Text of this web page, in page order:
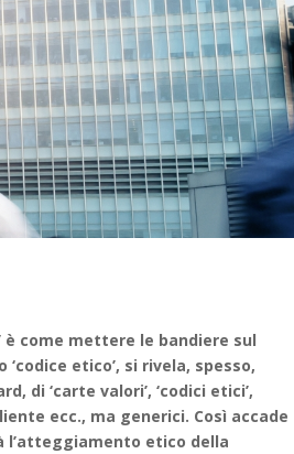
è come mettere le bandiere sul
etico’, si rivela, spesso,
di ‘carte valori’, ‘codici etici’,
ecc., ma generici. Così accade
l’atteggiamento etico della